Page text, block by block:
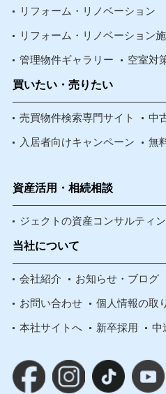
リフォーム・リノベーション
リフォーム・リノベーション
管理物件ギャラリー 空室対
買いたい・売りたい
売買物件検索専門サイト 中
入居者向けキャンペーン 無
資産活用・相続相談
ジェクトの資産コンサルティ
当社について
会社紹介 お知らせ・ブログ
お問い合わせ 個人情報の取
本社サイトへ 新卒採用 中